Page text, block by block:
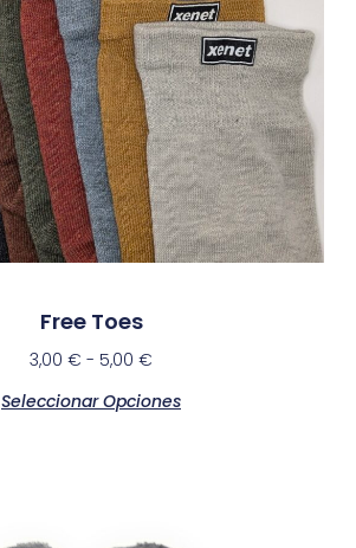
Free Toes
3,00 € - 5,00 €
Seleccionar Opciones